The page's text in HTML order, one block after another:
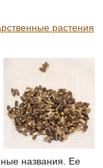
растения
названия. Ее